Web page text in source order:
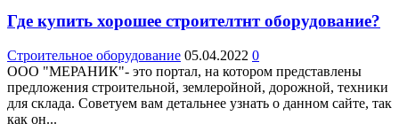
Где купить хорошее строителтнт оборудование?
Строительное оборудование 05.04.2022 0
ООО "МЕРАНИК"- это портал, на котором представлены
предложения строительной, землеройной, дорожной, техники
для склада. Советуем вам детальнее узнать о данном сайте, так
как он...